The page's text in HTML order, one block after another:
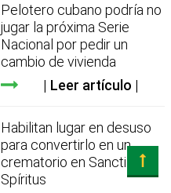
Pelotero cubano podría no
jugar la próxima Serie
Nacional por pedir un
cambio de vivienda
Leer artículo
Habilitan lugar en desuso
para convertirlo en un
crematorio en Sancti
Spíritus